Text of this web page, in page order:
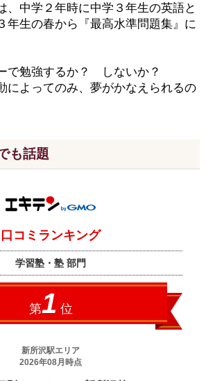
、中学２年時に中学３年生の英語と
年生の春から『最高水準問題集』に
で勉強するか？ しないか？
によってのみ、夢がかなえられるの
も話題